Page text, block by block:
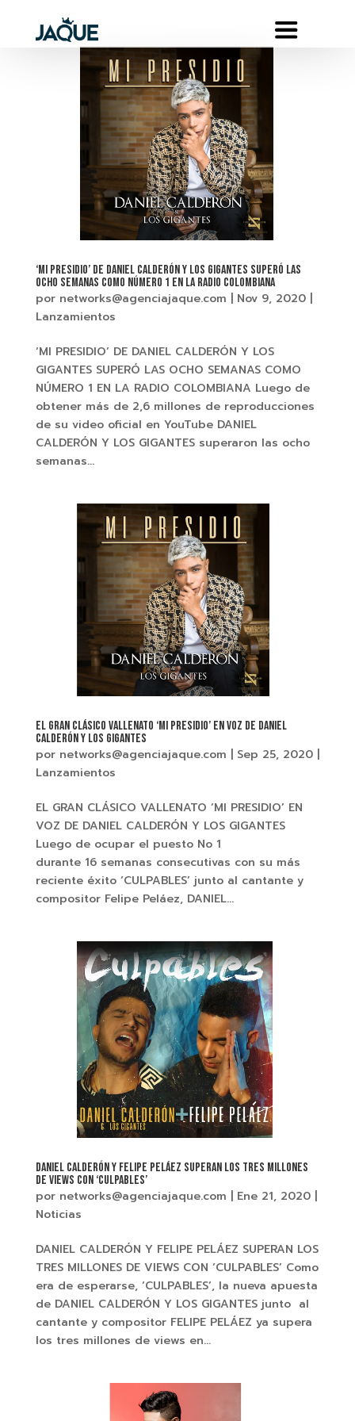
‘MI PRESIDIO’ DE DANIEL CALDERÓN Y LOS GIGANTES SUPERÓ LAS
OCHO SEMANAS COMO NÚMERO 1 EN LA RADIO COLOMBIANA
por networks@agenciajaque.com | Nov 9, 2020|
Lanzamientos
‘MI PRESIDIO’ DE DANIEL CALDERÓN Y LOS
GIGANTES SUPERÓ LAS OCHO SEMANAS COMO
NÚMERO 1 EN LA RADIO COLOMBIANA Luego de
obtener más de 2,6 millones de reproducciones
de su video oficial en YouTube DANIEL
CALDERÓN Y LOS GIGANTES superaron las ocho
semanas...
EL GRAN CLÁSICO VALLENATO ‘MI PRESIDIO’ EN VOZ DE DANIEL
CALDERÓN Y LOS GIGANTES
por networks@agenciajaque.com Sep 25, 2020|
Lanzamientos
EL GRAN CLÁSICO VALLENATO ‘MI PRESIDIO’ EN
VOZ DE DANIEL CALDERÓN Y LOS GIGANTES
Luego de ocupar el puesto No 1
durante 16 semanas consecutivas con su más
reciente éxito ‘CULPABLES’ junto al cantante y
compositor Felipe Peláez, DANIEL...
DANIEL CALDERÓN Y FELIPE PELÁEZ SUPERAN LOS TRES MILLONES
DE VIEWS CON ‘CULPABLES’
por networks@agenciajaque.com | Ene 21, 2020|
Noticias
DANIEL CALDERÓN Y FELIPE PELÁEZ SUPERAN LOS
TRES MILLONES DE VIEWS CON ‘CULPABLES’ Como
era de esperarse, ‘CULPABLES’, la nueva apuesta
de DANIEL CALDERÓN Y LOS GIGANTES junto al
cantante y compositor FELIPE PELÁEZ ya supera
los tres millones de views en...